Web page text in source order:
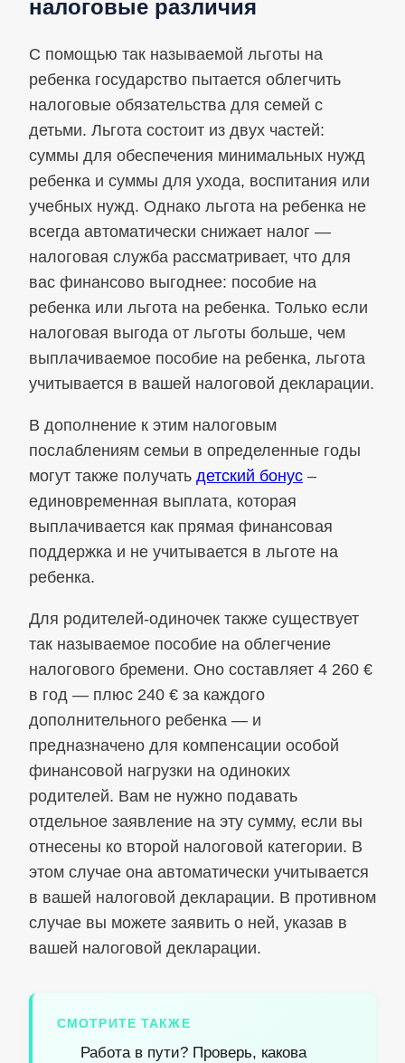
налоговые различия
С помощью так называемой льготы на
ребенка государство пытается облегчить
налоговые обязательства для семей с
детьми. Льгота состоит из двух частей:
суммы для обеспечения минимальных нужд
ребенка и суммы для ухода, воспитания или
учебных нужд. Однако льгота на ребенка не
всегда автоматически снижает налог —
налоговая служба рассматривает, что для
вас финансово выгоднее: пособие на
ребенка или льгота на ребенка. Только если
налоговая выгода от льготы больше, чем
выплачиваемое пособие на ребенка, льгота
учитывается в вашей налоговой декларации.
В дополнение к этим налоговым
послаблениям семьи в определенные годы
могут также получать детский бонус –
единовременная выплата, которая
выплачивается как прямая финансовая
поддержка и не учитывается в льготе на
ребенка.
Для родителей-одиночек также существует
так называемое пособие на облегчение
налогового бремени. Оно составляет 4 260 €
в год — плюс 240 € за каждого
дополнительного ребенка — и
предназначено для компенсации особой
финансовой нагрузки на одиноких
родителей. Вам не нужно подавать
отдельное заявление на эту сумму, если вы
отнесены ко второй налоговой категории. В
этом случае она автоматически учитывается
в вашей налоговой декларации. В противном
случае вы можете заявить о ней, указав в
вашей налоговой декларации.
СМОТРИТЕ ТАКЖЕ
Работа в пути? Проверь, какова